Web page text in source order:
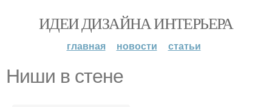
ИДЕИ ДИЗАЙНА ИНТЕРЬЕРА
главная новости статьи
Ниши в стене